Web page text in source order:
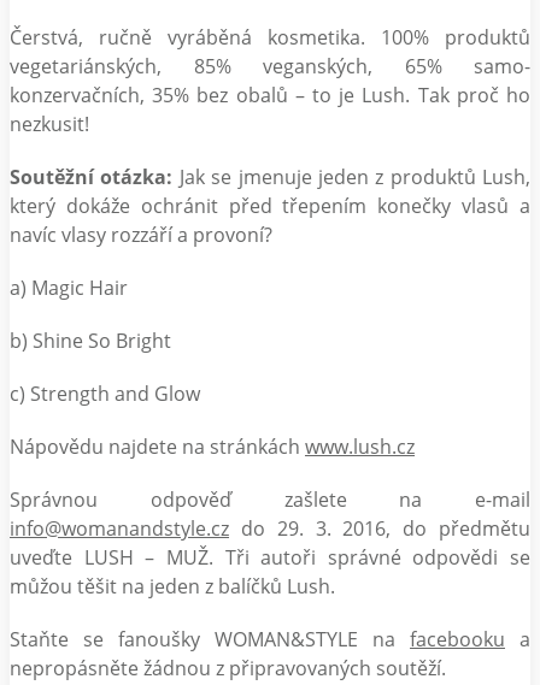
Čerstvá, ručně vyráběná kosmetika. 100% produktů
vegetariánských, 85% veganských, 65% samo-
konzervačních, 35% bez obalů – to je Lush. Tak proč ho
nezkusit!
Soutěžní otázka: Jak se jmenuje jeden z produktů Lush,
který dokáže ochránit před třepením konečky vlasů a
navíc vlasy rozzáří a provoní?
a) Magic Hair
b) Shine So Bright
c) Strength and Glow
Nápovědu najdete na stránkách www.lush.cz
Správnou odpověď zašlete na e-mail
info@womanandstyle.cz do 29. 3. 2016, do předmětu
uveďte LUSH – MUŽ. Tři autoři správné odpovědi se
můžou těšit na jeden z balíčků Lush.
Staňte se fanoušky WOMAN&STYLE na facebooku a
nepropásněte žádnou z připravovaných soutěží.